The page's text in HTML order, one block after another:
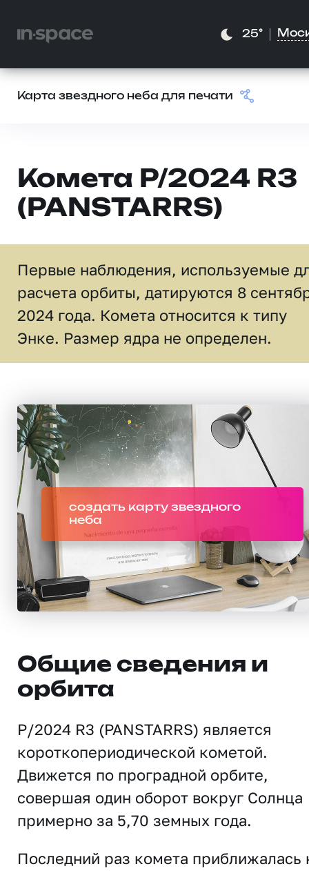
25°
Карта звездного неба для печати
Комета P/2024 R3
(PANSTARRS)
Первые наблюдения, используемые
расчета орбиты, датируются 8
2024 года. Комета относится к типу
Энке. Размер ядра не определен.
создать карту звездного
неба
Общие сведения и
орбита
P/2024 R3 (PANSTARRS) является
короткопериодической кометой.
Движется по проградной орбите,
совершая один оборот вокруг Солнца
примерно за 5,70 земных года.
Последний раз комета приближалась